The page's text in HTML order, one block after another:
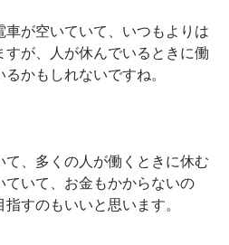
車が空いていて、いつもよりは
が、人が休んでいるときに働
かもしれないですね。
、多くの人が働くときに休む
いて、お金もかからないの
すのもいいと思います。